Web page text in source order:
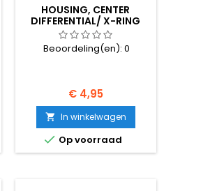
HOUSING, CENTER
DIFFERENTIAL/ X-RING
GASKETS (2)/ RING
Beoordeling(en): 0
Prijs
€ 4,95
 In winkelwagen
 Op voorraad